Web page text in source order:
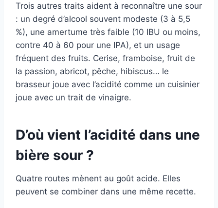
Trois autres traits aident à reconnaître une sour
: un degré d’alcool souvent modeste (3 à 5,5
%), une amertume très faible (10 IBU ou moins,
contre 40 à 60 pour une IPA), et un usage
fréquent des fruits. Cerise, framboise, fruit de
la passion, abricot, pêche, hibiscus… le
brasseur joue avec l’acidité comme un cuisinier
joue avec un trait de vinaigre.
D’où vient l’acidité dans une
bière sour ?
Quatre routes mènent au goût acide. Elles
peuvent se combiner dans une même recette.